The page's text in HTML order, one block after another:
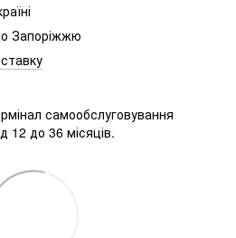
Запоріжжю
самообслуговування
12 до 36 місяців.